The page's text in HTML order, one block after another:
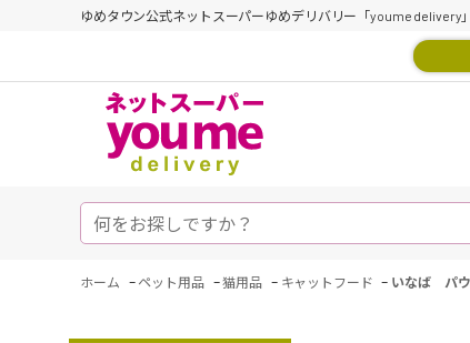
ゆめタウン公式ネットスーパーゆめデリバリー「youme delivery」
ホーム - ペット用品 -猫用品 - キャットフード - いなば パ